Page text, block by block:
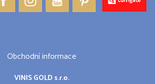
Obchodní informace
VINIS GOLD s.r.o.